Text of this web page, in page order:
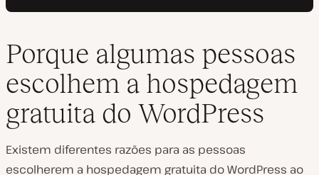
Porque algumas pessoas
escolhem a hospedagem
gratuita do WordPress
Existem diferentes razões para as pessoas
escolherem a hospedagem gratuita do WordPress ao